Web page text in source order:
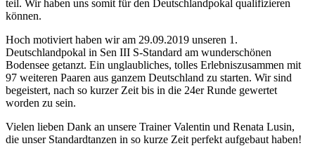
teil. Wir haben uns somit für den Deutschlandpokal qualifizieren
können.
Hoch motiviert haben wir am 29.09.2019 unseren 1.
Deutschlandpokal in Sen III S-Standard am wunderschönen
Bodensee getanzt. Ein unglaubliches, tolles Erlebniszusammen mit
97 weiteren Paaren aus ganzem Deutschland zu starten. Wir sind
begeistert, nach so kurzer Zeit bis in die 24er Runde gewertet
worden zu sein.
Vielen lieben Dank an unsere Trainer Valentin und Renata Lusin,
die unser Standardtanzen in so kurze Zeit perfekt aufgebaut haben!